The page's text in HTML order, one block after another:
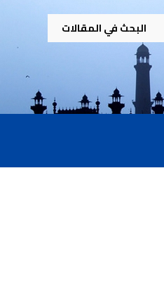
البحث في المقالات